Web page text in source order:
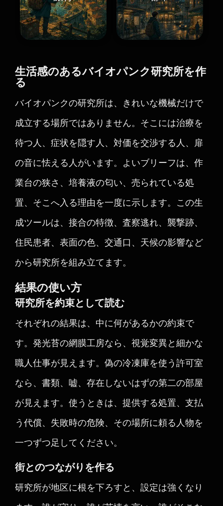
生活感のあるバイオパンク研究所を作
る
バイオパンクの研究所は、きれいな機械だけで
成立する場所ではありません。そこには治療を
待つ人、症状を隠す人、対価を交渉する人、扉
の音に怯える人がいます。よいブリーフは、作
業台の狭さ、培養液の匂い、売られている処
置、そこへ入る理由を一度に示します。この生
成ツールは、接合の特徴、査察逃れ、襲撃跡、
住民患者、表面の色、交通口、天候の影響など
から研究所を組み立てます。
結果の使い方
研究所を約束として読む
それぞれの結果は、中に何があるかの約束で
す。発光苔の網膜工房なら、視覚変異と細かな
職人仕事が見えます。偽の冷凍庫を使う許可室
なら、書類、嘘、存在しないはずの第二の部屋
が見えます。使うときは、提供する処置、支払
う代償、失敗時の危険、その場所に頼る人物を
一つずつ足してください。
街とのつながりを作る
研究所が地区に根を下ろすと、設定は強くなり